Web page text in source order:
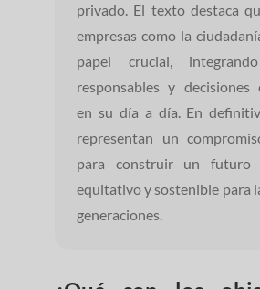
privado. El texto destaca
empresas como la
papel crucial,
responsables y decisiones
en su día a día. En
representan un
para construir un futuro
equitativo y sostenible para
generaciones.